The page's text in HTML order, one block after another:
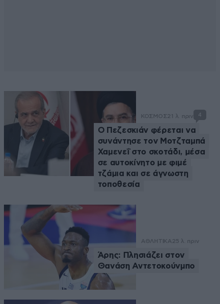
ΚΟΣΜΟΣ21 λ. πριν 4
Ο Πεζεσκιάν φέρεται να
συνάντησε τον Μοτζταμπά
Χαμενεΐ στο σκοτάδι, μέσα
σε αυτοκίνητο με φιμέ
τζάμια και σε άγνωστη
τοποθεσία
ΑΘΛΗΤΙΚΑ25 λ. πριν
Άρης: Πλησιάζει στον
Θανάση Αντετοκούνμπο